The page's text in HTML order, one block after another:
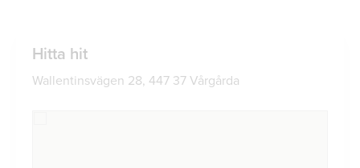
Hitta hit
Wallentinsvägen 28, 447 37 Vårgårda